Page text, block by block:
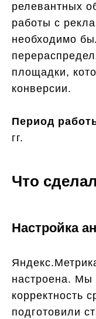
релевантных
работы с
необходимо
площадки,
конверсии.
Период
гг.
Что
Настройка
настроена. Мы
корректность
подготовили